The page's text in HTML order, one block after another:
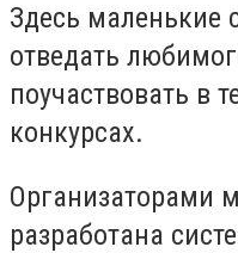
Здесь маленькие
отведать
поучаствовать в
конкурсах.
Организаторами
разработана